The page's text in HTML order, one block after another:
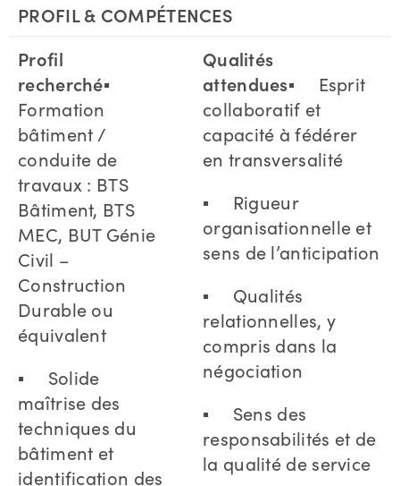
PROFIL & COMPÉTENCES
Profil
recherché▪
Formation
bâtiment /
conduite de
travaux : BTS
Bâtiment, BTS
MEC, BUT Génie
Civil –
Construction
Durable ou
équivalent
▪ Solide
maîtrise des
techniques du
bâtiment et
identification des
Qualités
attendues▪ Esprit
collaboratif et
capacité à fédérer
en transversalité
▪ Rigueur
organisationnelle et
sens de l’anticipation
▪ Qualités
relationnelles, y
compris dans la
négociation
▪ Sens des
responsabilités et de
la qualité de service